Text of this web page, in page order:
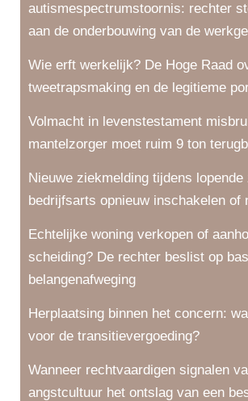
autismespectrumstoornis: rechter
aan de onderbouwing van de
Wie erft werkelijk? De Hoge Raad
tweetrapsmaking en de legitieme
Volmacht in levenstestament
mantelzorger moet ruim 9 ton
Nieuwe ziekmelding tijdens lopende
bedrijfsarts opnieuw inschakelen of
Echtelijke woning verkopen of
scheiding? De rechter beslist op
belangenafweging
Herplaatsing binnen het concern:
voor de transitievergoeding?
Wanneer rechtvaardigen signalen
angstcultuur het ontslag van een